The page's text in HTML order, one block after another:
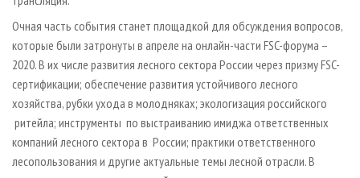
БИОЭНЕРГЕТИКА
ЦБП
ИНСТРУМЕНТ И МАТЕРИАЛЫ
RUSSIAN FORESTRY REVIEW
ГАЗЕТА ЛЕСПРОМФОРУМ
БИБЛИОТЕКА СПЕЦИАЛИСТА
Очная часть события станет площадкой для обсуждения вопросов,
которые были затронуты в апреле на онлайн-части FSC-форума –
2020. В их числе развития лесного сектора России через призму FSC-
сертификации; обеспечение развития устойчивого лесного
хозяйства, рубки ухода в молодняках; экологизация российского
ритейла; инструменты по выстраиванию имиджа ответственных
компаний лесного сектора в России; практики ответственного
лесопользования и другие актуальные темы лесной отрасли. В